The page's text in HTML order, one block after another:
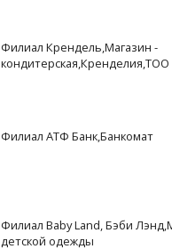
Филиал Крендель,Магазин -
кондитерская,Кренделия,ТОО
Филиал АТФ Банк,Банкомат
Филиал Baby Land, Бэби
детской одежды